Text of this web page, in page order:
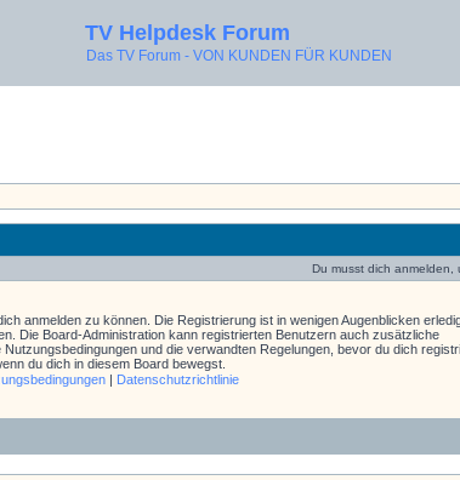
TV Helpdesk Forum
Das TV Forum - VON KUNDEN FÜR KUNDEN
Du musst dich anmelden,
anmelden zu können. Die Registrierung ist in wenigen Augenblicken
Die Board-Administration kann registrierten Benutzern auch zusätzliche
und die verwandten Regelungen, bevor du dich
du dich in diesem Board bewegst.
| Datenschutzrichtlinie